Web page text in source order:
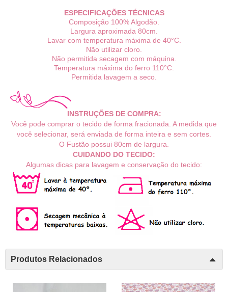
ESPECIFICAÇÕES TÉCNICAS
Composição 100% Algodão.
Largura aproximada 80cm.
Lavar com temperatura máxima de 40°C.
Não utilizar cloro.
Não permitida secagem com máquina.
Temperatura máxima do ferro 110°C.
Permitida lavagem a seco.
INSTRUÇÕES DE COMPRA:
Você pode comprar o tecido de forma fracionada. A medida que
você selecionar, será enviada de forma inteira e sem cortes.
O Fustão possui 80cm de largura.
CUIDANDO DO TECIDO:
Algumas dicas para lavagem e conservação do tecido:
Produtos Relacionados